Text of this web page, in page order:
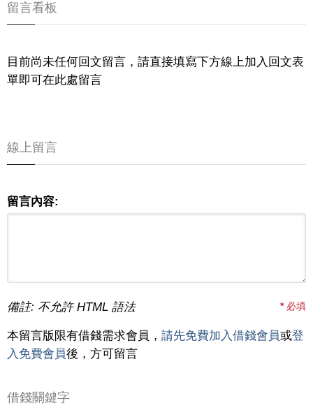
留言看板
目前尚未任何回文留言，請直接填寫下方線上加入回文表
單即可在此處留言
線上留言
留言內容:
備註: 不允許 HTML 語法 *必填
本留言版限有借錢需求會員， 請先免費加入借錢會員或登
入免費會員後，方可留言
借錢關鍵字